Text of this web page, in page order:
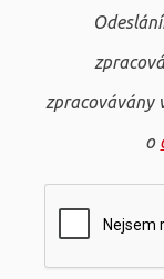
zpracovávány
o